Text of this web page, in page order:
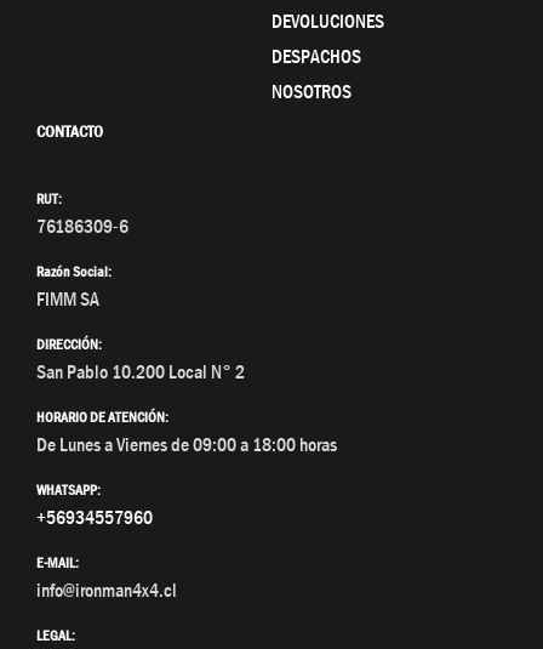
DEVOLUCIONES
DESPACHOS
NOSOTROS
CONTACTO
RUT:
76186309-6
Razón Social:
FIMM SA
DIRECCIÓN:
San Pablo 10.200 Local N° 2
HORARIO DE ATENCIÓN:
De Lunes a Viernes de 09:00 a 18:00 horas
WHATSAPP:
+56934557960
E-MAIL:
info@ironman4x4.cl
LEGAL: